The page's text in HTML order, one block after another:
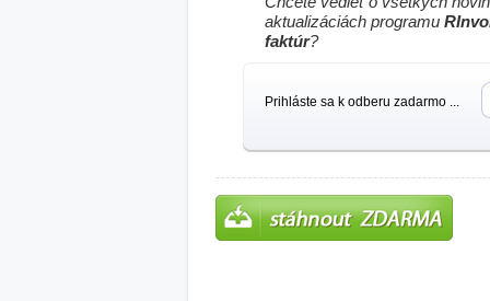
aktualizáciách programu
faktúr?
Prihláste sa k odberu zadarmo ...